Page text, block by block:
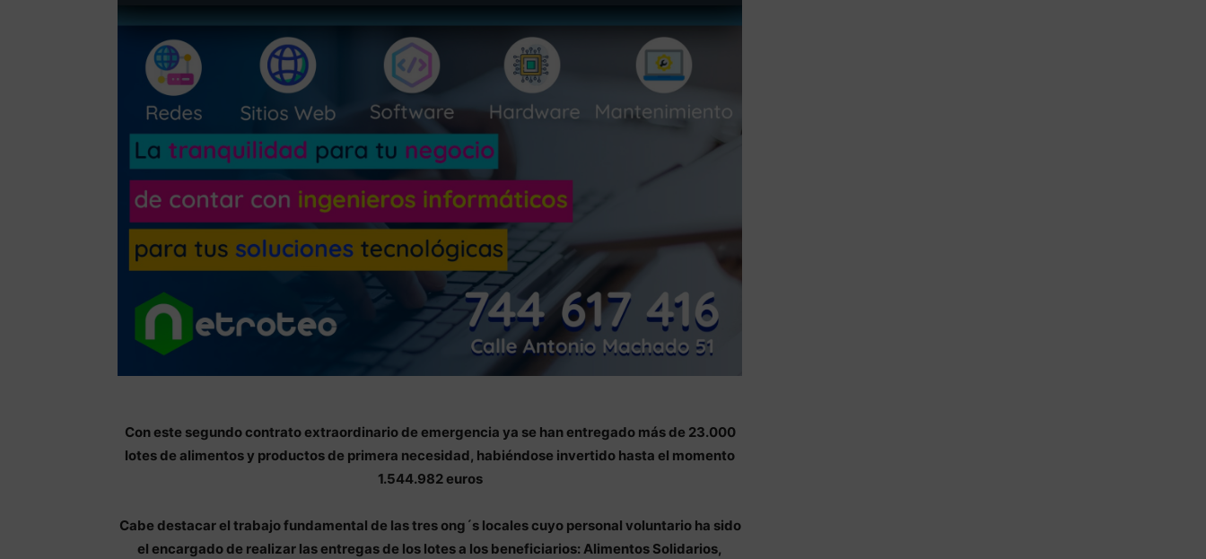
Con este segundo contrato extraordinario de emergencia ya se han entregado más de 23.000
lotes de alimentos y productos de primera necesidad, habiéndose invertido hasta el momento
1.544.982 euros
Cabe destacar el trabajo fundamental de las tres ong´s locales cuyo personal voluntario ha sido
el encargado de realizar las entregas de los lotes a los beneficiarios: Alimentos Solidarios,